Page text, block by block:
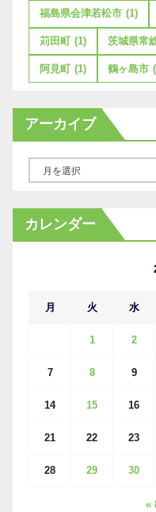
福島県会津若松市 (1)
苅田町 (1) 茨城県常
阿見町 (1) 鶴ヶ島市
アーカイブ
カ
イ
カレンダー
月 火 水
1 2
7 8 9
14 15 16
21 22 23
28 29 30
«